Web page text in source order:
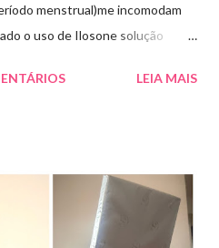
menstrual)me incomodam
o uso de Ilosone solução
O Ilosone é um antibiótico
uso a noite). Informação do
(eritromicina) é um
por uma cepa de
LEIA MAIS